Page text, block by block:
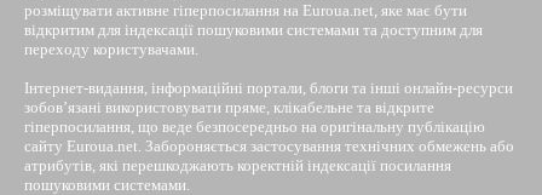
розміщувати активне гіперпосилання на Euroua.net, яке має бути
відкритим для індексації пошуковими системами та доступним для
переходу користувачами.
Інтернет-видання, інформаційні портали, блоги та інші онлайн-ресурси
зобов’язані використовувати пряме, клікабельне та відкрите
гіперпосилання, що веде безпосередньо на оригінальну публікацію
сайту Euroua.net. Забороняється застосування технічних обмежень або
атрибутів, які перешкоджають коректній індексації посилання
пошуковими системами.